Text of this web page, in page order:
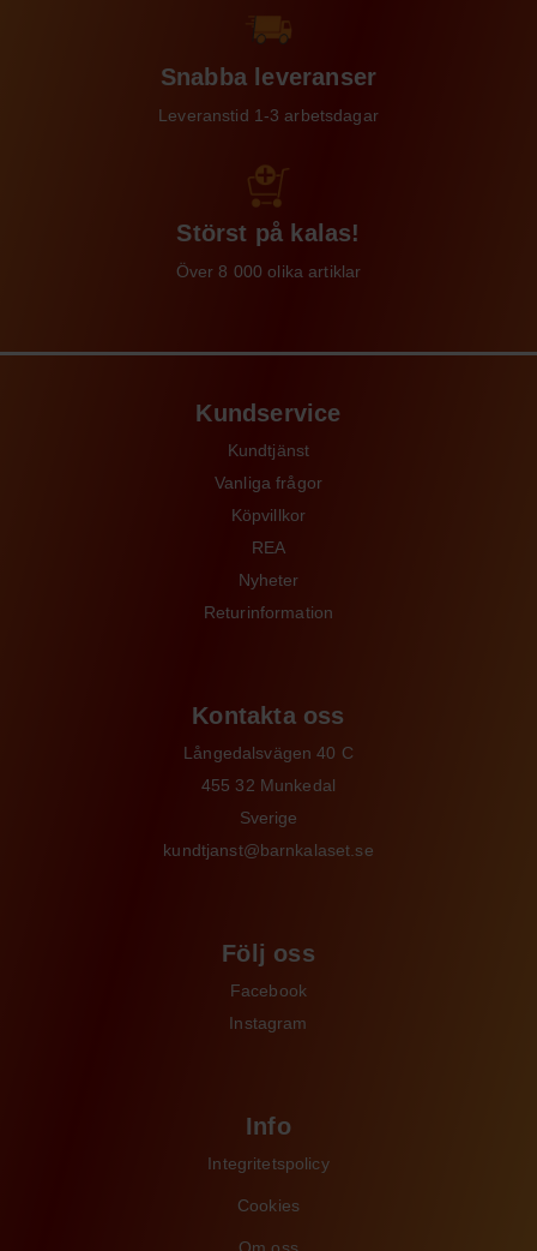
Snabba leveranser
Leveranstid 1-3 arbetsdagar
Störst på kalas!
Över 8 000 olika artiklar
Kundservice
Kundtjänst
Vanliga frågor
Köpvillkor
REA
Nyheter
Returinformation
Kontakta oss
Långedalsvägen 40 C
455 32 Munkedal
Sverige
kundtjanst@barnkalaset.se
Följ oss
Facebook
Instagram
Info
Integritetspolicy
Cookies